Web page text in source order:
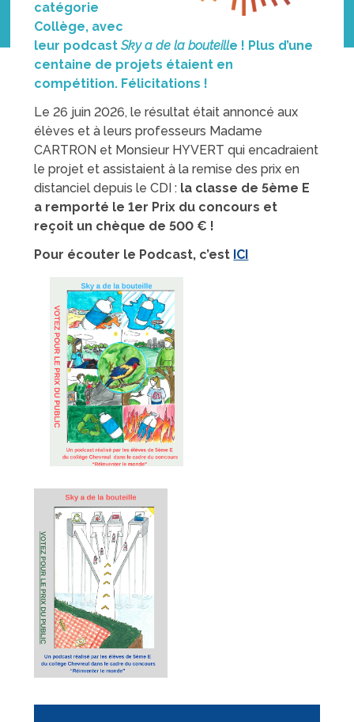
catégorie
Collège, avec
leur podcastSky a de la bouteille ! Plus d’une
centaine de projets étaient en
compétition. Félicitations !
Le 26 juin 2026, le résultat était annoncé aux
élèves et à leurs professeurs Madame
CARTRON et Monsieur HYVERT qui encadraient
le projet et assistaient à la remise des prix en
distanciel depuis le CDI : la classe de 5ème E
a remporté le 1er Prix du concours et
reçoit un chèque de 500 € !
Pour écouter le Podcast, c’est ICI